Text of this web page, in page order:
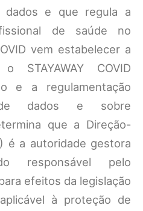
dados e que regula a
de saúde no
vem estabelecer a
STAYAWAY COVID
e a regulamentação
dados e sobre
que a Direção-
) é a autoridade gestora
responsável pelo
efeitos da legislação
à proteção de